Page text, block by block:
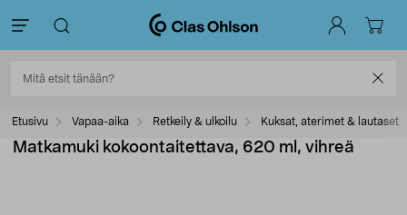
Etusivu Vapaa-aika Retkeily & ulkoilu Kuksat, aterimet & lautaset
Matkamuki kokoontaitettava, 620 ml, vihreä